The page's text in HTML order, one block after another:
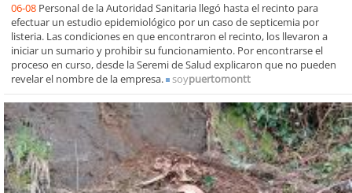
06-08 Personal de la Autoridad Sanitaria llegó hasta el recinto para
efectuar un estudio epidemiológico por un caso de septicemia por
listeria. Las condiciones en que encontraron el recinto, los llevaron a
iniciar un sumario y prohibir su funcionamiento. Por encontrarse el
proceso en curso, desde la Seremi de Salud explicaron que no pueden
revelar el nombre de la empresa.
soypuertomontt